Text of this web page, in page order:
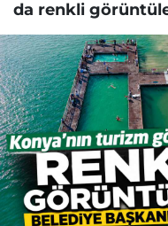
da renkli